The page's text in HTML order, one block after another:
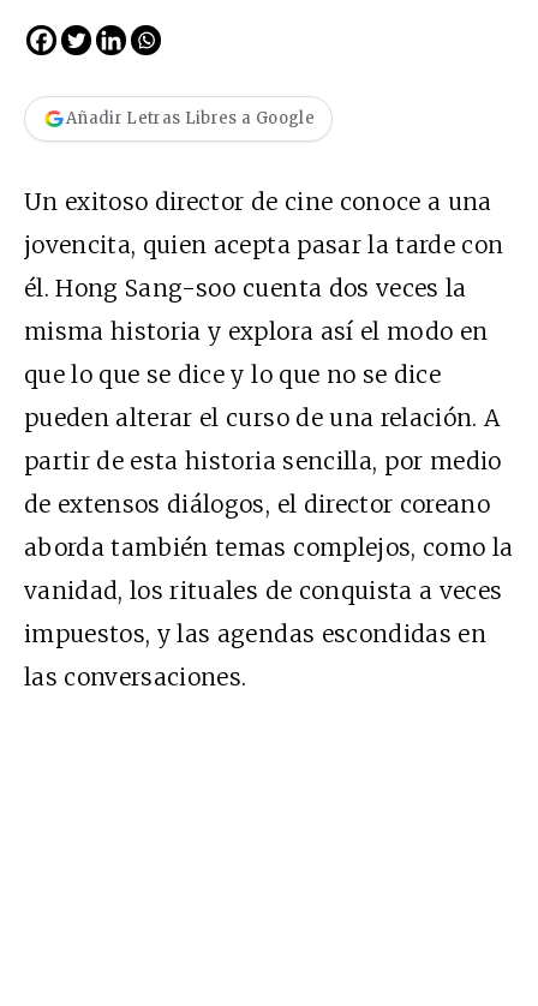
Añadir Letras Libres a Google
Un exitoso director de cine conoce a una
jovencita, quien acepta pasar la tarde con
él. Hong Sang-soo cuenta dos veces la
misma historia y explora así el modo en
que lo que se dice y lo que no se dice
pueden alterar el curso de una relación. A
partir de esta historia sencilla, por medio
de extensos diálogos, el director coreano
aborda también temas complejos, como la
vanidad, los rituales de conquista a veces
impuestos, y las agendas escondidas en
las conversaciones.